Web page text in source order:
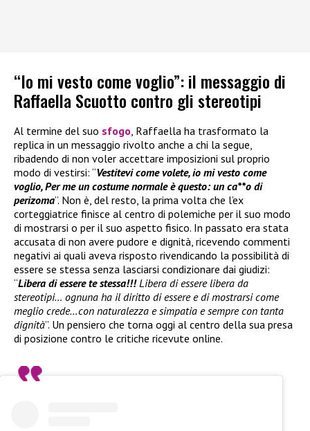
“Io mi vesto come voglio”: il messaggio di
Raffaella Scuotto contro gli stereotipi
Al termine del suo sfogo , Raffaella ha trasformato la
replica in un messaggio rivolto anche a chi la segue,
ribadendo di non voler accettare imposizioni sul proprio
modo di vestirsi: “Vestitevi come volete, io mi vesto come
voglio, Per me un costume normale è questo: un ca**o di
perizoma”. Non è, del resto, la prima volta che l’ex
corteggiatrice finisce al centro di polemiche per il suo modo
di mostrarsi o per il suo aspetto fisico. In passato era stata
accusata di non avere pudore e dignità, ricevendo commenti
negativi ai quali aveva risposto rivendicando la possibilità di
essere se stessa senza lasciarsi condizionare dai giudizi:
“Libera di essere te stessa!!!Libera di essere libera da
stereotipi… ognuna ha il diritto di essere e di mostrarsi come
meglio crede…con naturalezza e simpatia e sempre con tanta
dignità”. Un pensiero che torna oggi al centro della sua presa
di posizione contro le critiche ricevute online.